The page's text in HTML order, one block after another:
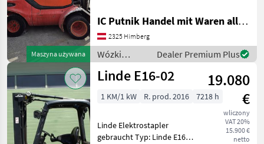
Maszyna używana
i technika magazynowa
Wózki widłowe
IC Putnik Handel mit Waren alle Art
2325 Himberg
Wózki
widłowe i
technika
/ Linde
Dealer Premium Plus
Linde E16-02
19.080
€
wliczony
VAT 20%
15.900 €
netto
1 KM/1 kW R. prod. 2016 7218 h
Linde Elektrostapler
gebraucht Typ: Linde E16-